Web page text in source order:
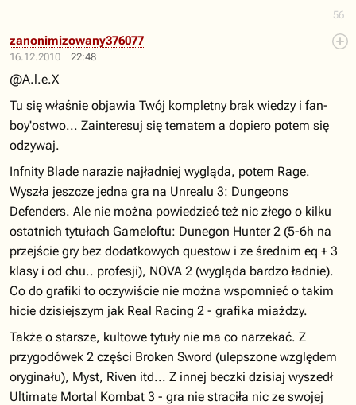
56
16.12.2010 22:48
zanonimizowany376077
@A.l.e.X
Tu się właśnie objawia Twój kompletny brak wiedzy i fan-
boy'ostwo... Zainteresuj się tematem a dopiero potem się
odzywaj.
Infnity Blade narazie najładniej wygląda, potem Rage.
Wyszła jeszcze jedna gra na Unrealu 3: Dungeons
Defenders. Ale nie można powiedzieć też nic złego o kilku
ostatnich tytułach Gameloftu: Dunegon Hunter 2 (5-6h na
przejście gry bez dodatkowych questow i ze średnim eq + 3
klasy i od chu.. profesji), NOVA 2 (wygląda bardzo ładnie).
Co do grafiki to oczywiście nie można wspomnieć o takim
hicie dzisiejszym jak Real Racing 2 - grafika miażdzy.
Także o starsze, kultowe tytuły nie ma co narzekać. Z
przygodówek 2 części Broken Sword (ulepszone względem
oryginału), Myst, Riven itd... Z innej beczki dzisiaj wyszedł
Ultimate Mortal Kombat 3 - gra nie straciła nic ze swojej